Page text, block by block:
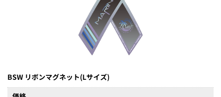
BSW リボンマグネット(Lサイズ)